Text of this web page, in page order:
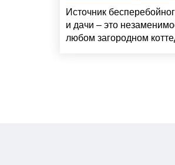
Источник
и дачи – это
любом загородном